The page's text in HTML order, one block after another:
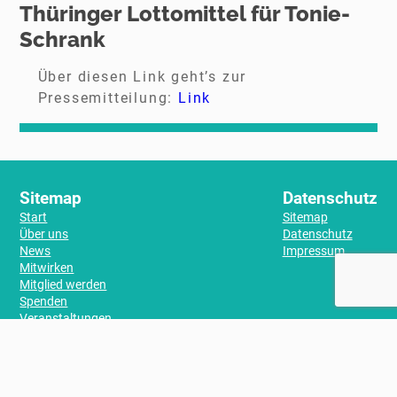
Thüringer Lottomittel für Tonie-
Schrank
Über diesen Link geht’s zur
Pressemitteilung: Link
Sitemap
Start
Über uns
News
Mitwirken
Mitglied werden
Spenden
Veranstaltungen
Datenschutz
Sitemap
Datenschutz
Impressum